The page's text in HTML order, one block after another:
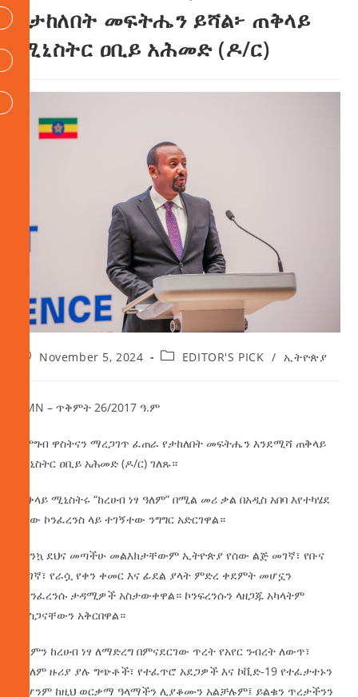
የታከለበት መፍትሔን ይሻል፦ ጠቅላይ
ሚኒስትር ዐቢይ አሕመድ (ዶ/ር)
November 5, 2024 EDITOR'S PICK / ኢትዮጵያ
AMN – ጥቅምት 26/2017 ዓ.ም
የምግብ ዋስትናን ማረጋገጥ ፈጠራ የታከለበት መፍትሔን እንደሚሻ ጠቅላይ
ሚኒስትር ዐቢይ አሕመድ (ዶ/ር) ገለጹ።
ጠቅላይሚኒስትሩ “ከረሀብ ነፃ ዓለም” በሚል መሪ ቃል በአዲስ አበባ እየተካሄደ
ባለው ኮንፈረንስ ላይ ተገኝተው ንግግር አድርገዋል።
በእንኳ ደህና መጣችሁ መልእክታቸውም ኢትዮጵያ የሰው ልጅ መገኛ፣ የቡና
መገኛ፣ የራሷ የቀን ቀመር እና ፊደል ያላት ምድረ ቀደምት መሆኗን
ለኮንፈረንሱ ታዳሚዎች አስታውቀዋል። ኮንፍረንሱን ላዘጋጁ አካላትም
ምስጋናቸውን አቅርበዋል።
ዓለምን ከረሀብ ነፃ ለማድረግ በምናደርገው ጥረት የአየር ንብረት ለውጥ፣
በዓለም ዙሪያ ያሉ ግጭቶች፣ የተፈጥሮ አደጋዎች እና ኮቪድ-19 የተፈታተኑን
ቢሆንም ከዚህ ወርቃማ ዓላማችን ሊያቆሙን አልቻሉም፤ ይልቁን ጥረታችንን